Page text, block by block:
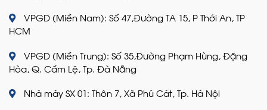
VPGD (Miền Nam): Số 47,Đường TA 15, P Thới An, TP
HCM
VPGD (Miền Trung): Số 35,Đường Phạm Hùng, Đặng
Hòa, Q. Cẩm Lệ, Tp. Đà Nẵng
Nhà máy SX 01: Thôn 7, Xã Phú Cát, Tp. Hà Nội